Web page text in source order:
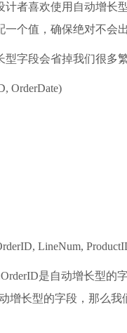
计者喜欢使用自动增长
一个值，确保绝对不会
型字段会省掉我们很多
OrderDate)
LineNum,
是自动增长型的
增长型的字段，那么